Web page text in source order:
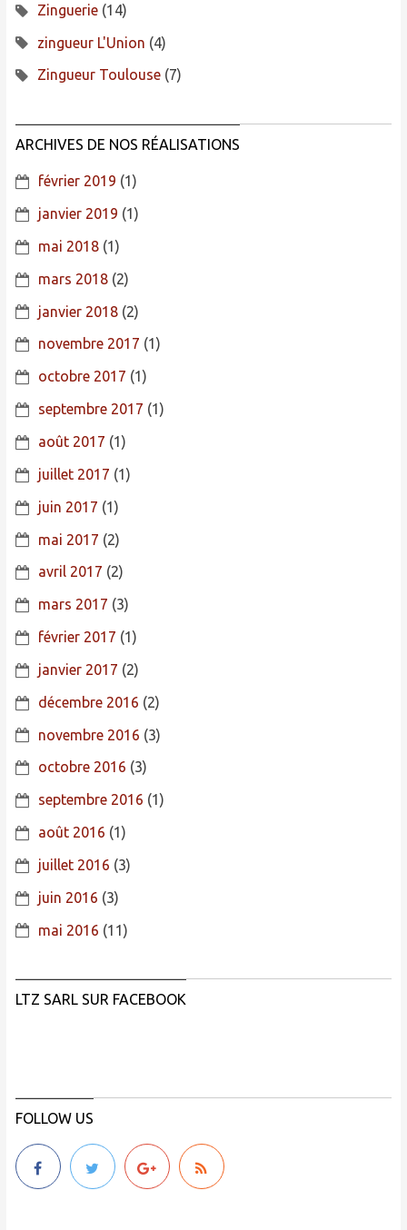
Zinguerie(14)
zingueur L'Union (4)
Zingueur Toulouse(7)
ARCHIVES DE NOS RÉALISATIONS
février 2019 (1)
janvier 2019 (1)
mai 2018(1)
mars 2018(2)
janvier 2018(2)
novembre 2017 (1)
octobre 2017 (1)
septembre 2017 (1)
août 2017 (1)
juillet 2017 (1)
juin 2017 (1)
mai 2017 (2)
avril 2017 (2)
mars 2017 (3)
février 2017 (1)
janvier 2017 (2)
décembre 2016 (2)
novembre 2016 (3)
octobre 2016 (3)
septembre 2016 (1)
août 2016 (1)
juillet 2016 (3)
juin 2016 (3)
mai 2016 (11)
LTZ SARL SUR FACEBOOK
FOLLOW US